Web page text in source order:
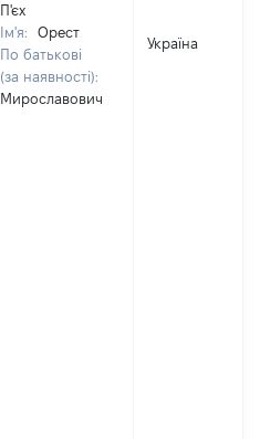
П'єх
Ім'я:
Орест
По батькові
(за наявності):
Мирославович
Україна